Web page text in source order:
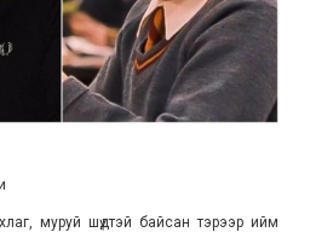
муруй шүдтэй байсан тэрээр ийм